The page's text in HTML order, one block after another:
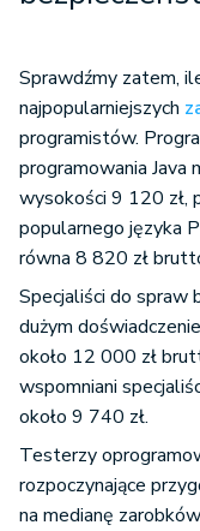
Sprawdźmy zatem,
najpopularniejszych
programistów.
programowania Java
wysokości 9 120 zł,
popularnego języka
równa 8 820 zł
Specjaliści do
dużym
około 12 000 zł
wspomniani
około 9 740 zł.
Testerzy
rozpoczynające
na medianę